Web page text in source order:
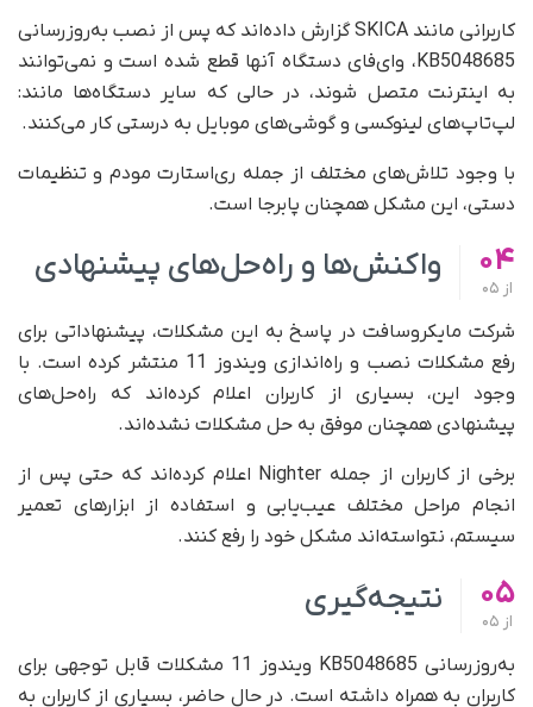
کاربرانی مانند SKICA گزارش داده‌اند که پس از نصب به‌روزرسانی
KB5048685، وای‌فای دستگاه آنها قطع شده است و نمی‌توانند
به اینترنت متصل شوند، در حالی که سایر دستگاه‌ها مانند:
لپ‌تاپ‌های لینوکسی و گوشی‌های موبایل به‌ درستی کار می‌کنند.
با وجود تلاش‌های مختلف از جمله ری‌استارت مودم و تنظیمات
دستی، این مشکل همچنان پابرجا است.
04
از
واکنش‌ها و راه‌حل‌های پیشنهادی
شرکت مایکروسافت در پاسخ به این مشکلات، پیشنهاداتی برای
رفع مشکلات نصب و راه‌اندازی ویندوز 11 منتشر کرده است. با
وجود این، بسیاری از کاربران اعلام کرده‌اند که راه‌حل‌های
پیشنهادی همچنان موفق به حل مشکلات نشده‌اند.
برخی از کاربران از جمله Nighter اعلام کرده‌اند که حتی پس از
انجام مراحل مختلف عیب‌یابی و استفاده از ابزارهای تعمیر
سیستم، نتواسته‌اند مشکل خود را رفع کنند.
05
از
نتیجه‌گیری
به‌روزرسانی KB5048685 ویندوز 11 مشکلات قابل توجهی برای
کاربران به همراه داشته است. در حال حاضر، بسیاری از کاربران به‌